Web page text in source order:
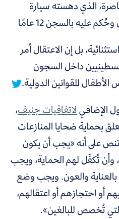
الذي دهسته سيارة
عليه بالسجن 12 عامًا
بلإنالاعتقال أمر
داخل السجون
للقوانين الدولية.
لاتفاقيات جنيف،
1977، والمتعلق بحماية ضحايا المنازعات
على أنه «يجب أن يكون
تُكفَل لهم الحماية، ويجب
والعون. ويجب وضع
أو احتجازهم أو اعتقالهم،
تُخصص للبالغين».